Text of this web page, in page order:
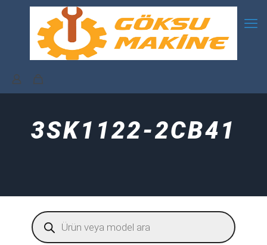
3SK1122-2CB41
Products
search